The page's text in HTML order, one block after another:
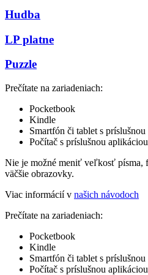
Hudba
LP platne
Puzzle
Prečítate na zariadeniach:
Pocketbook
Kindle
Smartfón či tablet s
Počítač s príslušnou aplikáciou
Nie je možné meniť veľkosť písma,
väčšie obrazovky.
Viac informácií v našich návodoch
Prečítate na zariadeniach:
Pocketbook
Kindle
Smartfón či tablet s
Počítač s príslušnou aplikáciou